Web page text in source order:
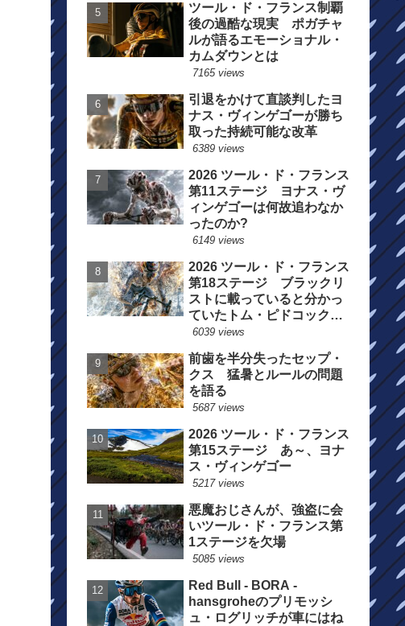
ツール・ド・フランス制覇
後の過酷な現実 ポガチャ
ルが語るエモーショナル・
カムダウンとは
7165 views
引退をかけて直談判したヨ
ナス・ヴィンゲゴーが勝ち
取った持続可能な改革
6389 views
2026 ツール・ド・フランス
第11ステージ ヨナス・ヴ
ィンゲゴーは何故追わなか
ったのか?
6149 views
2026 ツール・ド・フランス
第18ステージ ブラックリ
ストに載っていると分かっ
ていたトム・ピドコックは
総合順位死守に
6039 views
前歯を半分失ったセップ・
クス 猛暑とルールの問題
を語る
5687 views
2026 ツール・ド・フランス
第15ステージ あ～、ヨナ
ス・ヴィンゲゴー
5217 views
悪魔おじさんが、強盗に会
いツール・ド・フランス第
1ステージを欠場
5085 views
Red Bull - BORA -
hansgroheのプリモッシ
ュ・ログリッチが車にはね